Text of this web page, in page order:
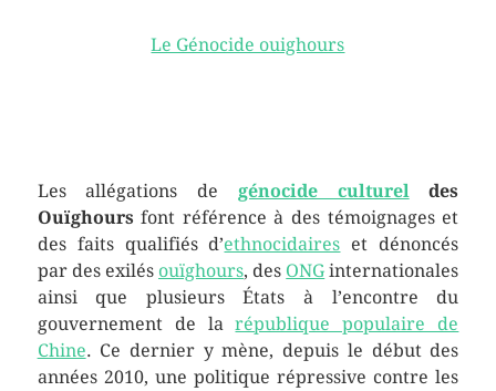
Le Génocide ouighours
Les allégations de génocide culturel des
Ouïghoursfont référence à des témoignages et
des faits qualifiés d’ethnocidaires et dénoncés
par des exilés ouïghours, des ONG internationales
ainsi que plusieurs États à l’encontre du
gouvernement de larépublique populaire de
Chine. Ce dernier y mène, depuis le début des
années 2010, une politique répressive contre les